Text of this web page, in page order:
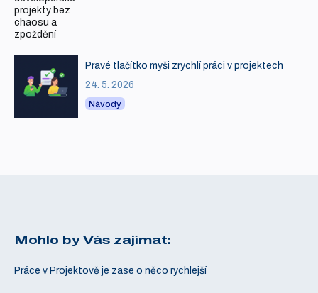
Pravé tlačítko myši zrychlí práci v projektech
24. 5. 2026
Návody
Mohlo by Vás zajímat:
Práce v Projektově je zase o něco rychlejší